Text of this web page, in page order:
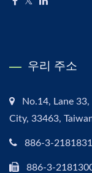
우리 주소
No.14, Lane
City, 33463,
886-3-2181831
886-3-